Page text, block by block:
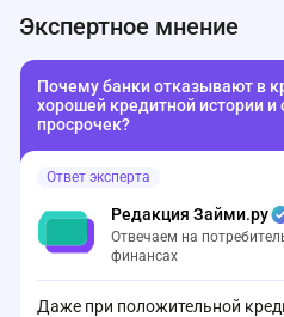
вроде бы что-то записал,
курсе, что такой продукт
существует. Позвали кого-то и
выясняется, что без кода с
что банк не может определить
отчислениям в ПФР.
банке творится полнейший
вообще можно оформлять
«сервисе»?
Экспертное мнение
Почему банки отказывают в
хорошей кредитной истории и
просрочек?
Ответ эксперта
Редакция Займи.ру
Отвечаем на
финансах
Даже при положительной